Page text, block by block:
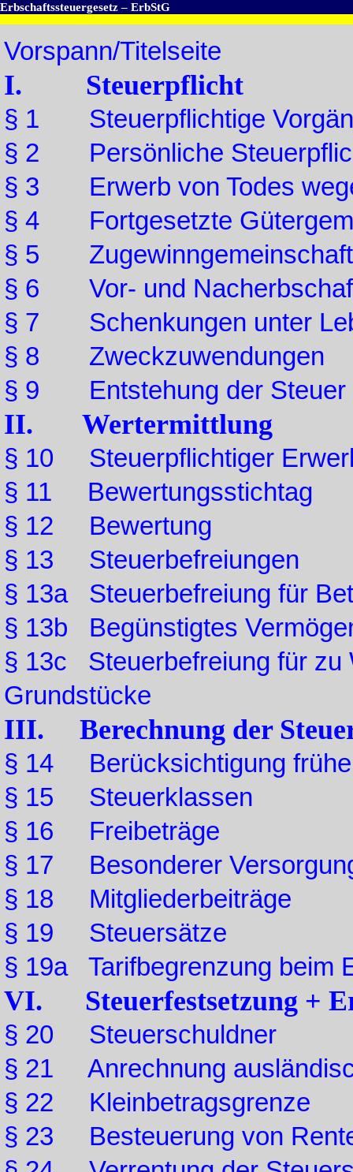
Erbschaftssteuergesetz – ErbStG
Vorspann/Titelseite
I. Steuerpflicht
§ 1 Steuerpflichtige
§ 2 Persönliche
§ 3 Erwerb von Todes
§ 4 Fortgesetzte
§ 5 Zugewinngemeinschaft
§ 6 Vor- und
§ 7 Schenkungen unter
§ 8 Zweckzuwendungen
§ 9 Entstehung der Steuer
II. Wertermittlung
§ 10 Steuerpflichtiger
§ 11 Bewertungsstichtag
§ 12 Bewertung
§ 13 Steuerbefreiungen
§ 13a Steuerbefreiung für
§ 13b Begünstigtes
§ 13c Steuerbefreiung für zu
Grundstücke
III. Berechnung der
§ 14 Berücksichtigung
§ 15 Steuerklassen
§ 16 Freibeträge
§ 17 Besonderer
§ 18 Mitgliederbeiträge
§ 19 Steuersätze
§ 19a Tarifbegrenzung beim
VI. Steuerfestsetzung +
§ 20 Steuerschuldner
§ 21 Anrechnung
§ 22 Kleinbetragsgrenze
§ 23 Besteuerung von